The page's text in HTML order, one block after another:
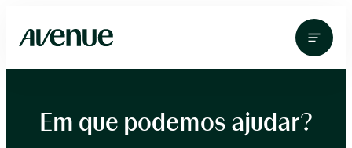
para
conteúdo
Em que podemos ajudar?